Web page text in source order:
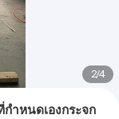
2/4
ำหนดเองกระจก